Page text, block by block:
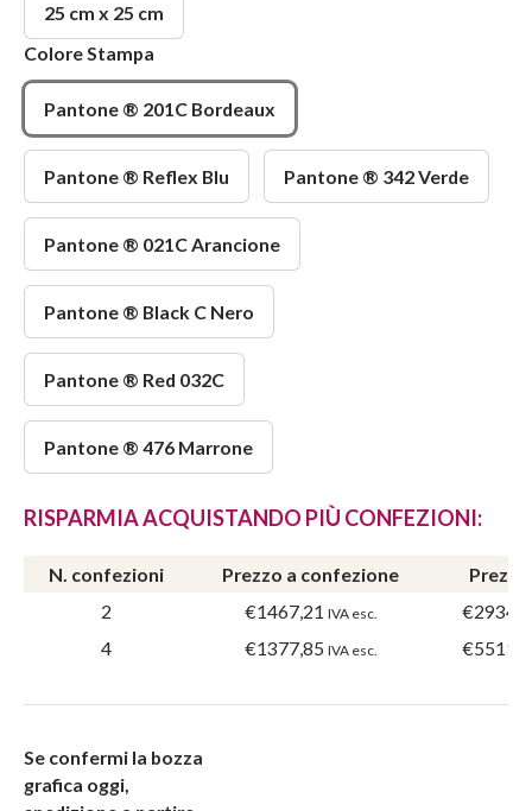
25 cm x 25 cm
Colore Stampa
Pantone ® 201C Bordeaux
Pantone ® Reflex Blu Pantone ® 342 Verde
Pantone ® 021C Arancione
Pantone ® Black C Nero
Pantone ® Red 032C
Pantone ® 476 Marrone
RISPARMIA ACQUISTANDO PIÙ CONFEZIONI:
N. confezioni Prezzo a confezione
2
€1467,21 IVA esc.
4
€1377,85 IVA esc.
Se confermi la bozza
grafica oggi,